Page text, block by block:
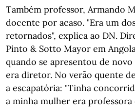
Também professor, Armando
docente por acaso. "Era um
retornados", explica ao DN.
Pinto & Sotto Mayor em
quando se apresentou de
era diretor. No verão quente
a escapatória: "Tinha
a minha mulher era professora